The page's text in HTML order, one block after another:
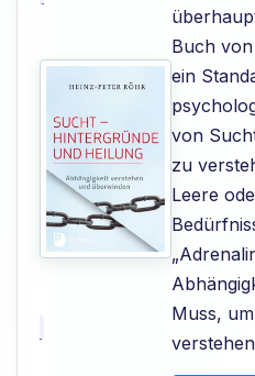
Buch
ein
von
zu
Leere
Muss,